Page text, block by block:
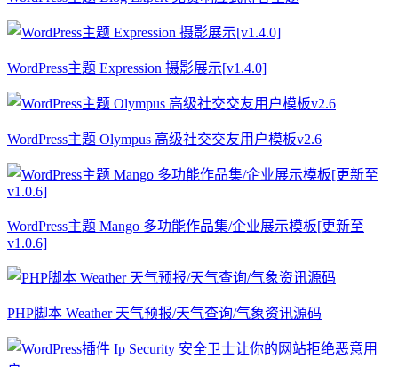
WordPress主题 Expression 摄影展示[v1.4.0]
WordPress主题 Olympus 高级社交交友用户模板v2.6
WordPress主题 Mango 多功能作品集/企业展示模板[更新至
v1.0.6]
PHP脚本 Weather 天气预报/天气查询/气象资讯源码